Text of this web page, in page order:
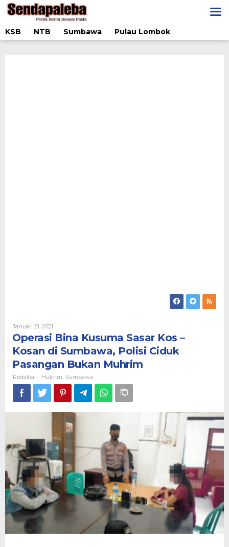
Lewati
ke
KSB
NTB Sumbawa Pulau Lombok
Januari 21, 2021
Redaksi
Operasi Bina Kusuma Sasar Kos –
Kosan di Sumbawa, Polisi Ciduk
Pasangan Bukan Muhrim
Redaksi - Hukrim Sumbawa